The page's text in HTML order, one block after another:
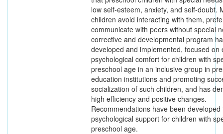
low self-esteem, anxiety, and self-doubt.
children avoid interacting with them,
communicate with peers without special
corrective and developmental program
developed and implemented, focused on
psychological comfort for children with
preschool age in an inclusive group in
education institutions and promoting
socialization of such children, and has
high efficiency and positive changes.
Recommendations have been developed
psychological support for children with
preschool age.